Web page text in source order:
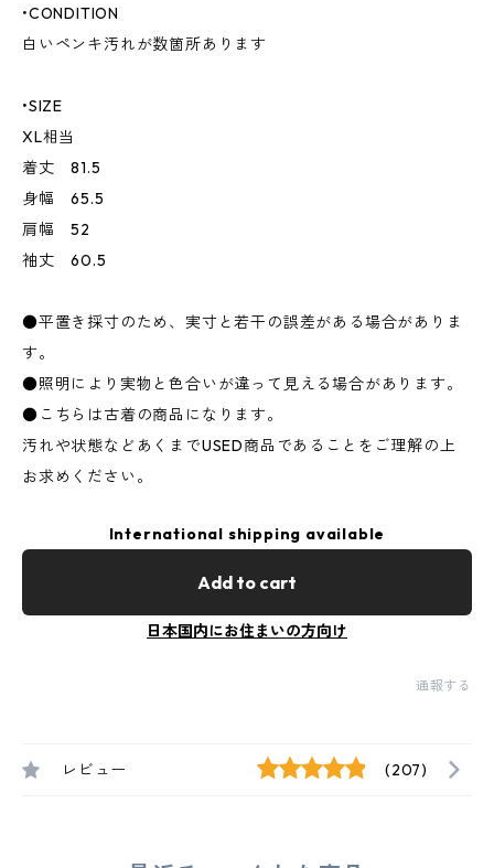
•CONDITION
白いペンキ汚れが数箇所あります
•SIZE
XL相当
着丈 81.5
身幅 65.5
肩幅 52
袖丈 60.5
●平置き採寸のため、実寸と若干の誤差がある場合がありま
す。
●照明により実物と色合いが違って見える場合があります。
●こちらは古着の商品になります。
汚れや状態などあくまでUSED商品であることをご理解の上
お求めください。
International shipping available
Add to cart
日本国内にお住まいの方向け
通報する
レビュー (207)